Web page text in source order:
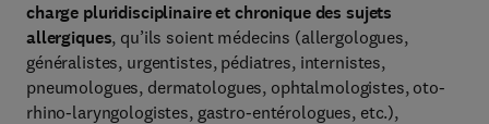
charge pluridisciplinaire et chronique des sujets
allergiques, qu’ils soient médecins (allergologues,
généralistes, urgentistes, pédiatres, internistes,
pneumologues, dermatologues, ophtalmologistes, oto-
rhino-laryngologistes, gastro-entérologues, etc.),